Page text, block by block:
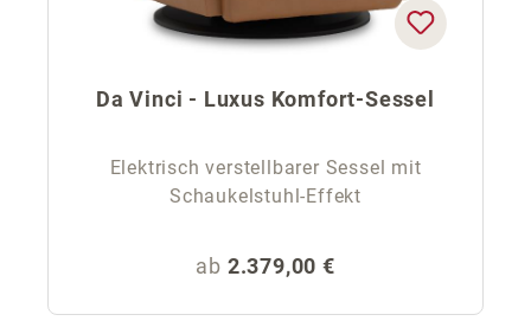
Da Vinci - Luxus Komfort-Sessel
Elektrisch verstellbarer Sessel mit
Schaukelstuhl-Effekt
Regulärer Preis:
ab 2.379,00 €